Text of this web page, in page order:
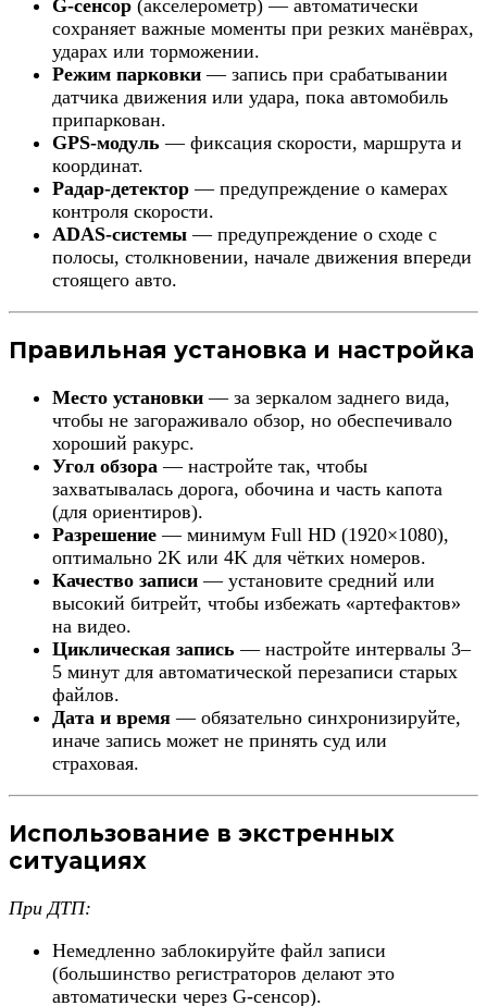
G-сенсор (акселерометр) — автоматически
сохраняет важные моменты при резких манёврах,
ударах или торможении.
Режим парковки — запись при срабатывании
датчика движения или удара, пока автомобиль
припаркован.
GPS-модуль — фиксация скорости, маршрута и
координат.
Радар-детектор — предупреждение о камерах
контроля скорости.
ADAS-системы — предупреждение о сходе с
полосы, столкновении, начале движения впереди
стоящего авто.
Правильная установка и настройка
Место установки — за зеркалом заднего вида,
чтобы не загораживало обзор, но обеспечивало
хороший ракурс.
Угол обзора — настройте так, чтобы
захватывалась дорога, обочина и часть капота
(для ориентиров).
Разрешение — минимум Full HD (1920×1080),
оптимально 2K или 4K для чётких номеров.
Качество записи — установите средний или
высокий битрейт, чтобы избежать «артефактов»
на видео.
Циклическая запись — настройте интервалы 3–
5 минут для автоматической перезаписи старых
файлов.
Дата и время — обязательно синхронизируйте,
иначе запись может не принять суд или
страховая.
Использование в экстренных
ситуациях
При ДТП:
Немедленно заблокируйте файл записи
(большинство регистраторов делают это
автоматически через G-сенсор).